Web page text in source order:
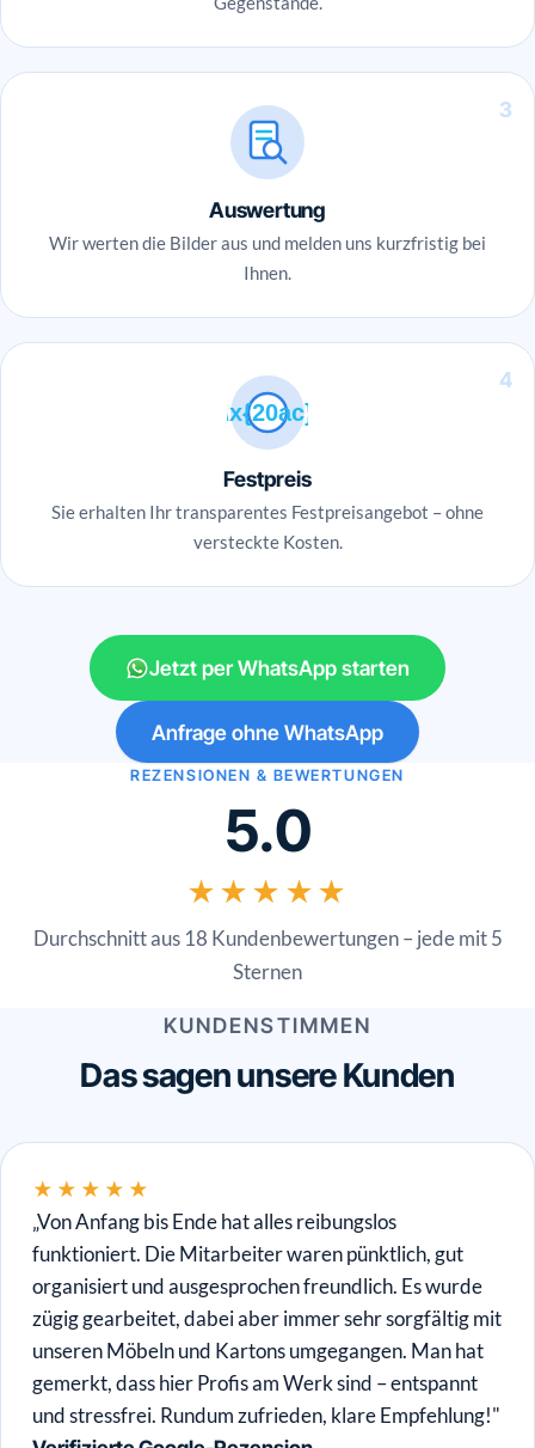
3
Auswertung
Wir werten die Bilder aus und melden uns kurzfristig bei
Ihnen.
4
\x{20ac}
Festpreis
Sie erhalten Ihr transparentes Festpreisangebot – ohne
versteckte Kosten.
Jetzt per WhatsApp starten
Anfrage ohne WhatsApp
REZENSIONEN & BEWERTUNGEN
5.0
★★★★★
Durchschnitt aus 18 Kundenbewertungen – jede mit 5
Sternen
KUNDENSTIMMEN
Das sagen unsere Kunden
★★★★★
„Von Anfang bis Ende hat alles reibungslos
funktioniert. Die Mitarbeiter waren pünktlich, gut
organisiert und ausgesprochen freundlich. Es wurde
zügig gearbeitet, dabei aber immer sehr sorgfältig mit
unseren Möbeln und Kartons umgegangen. Man hat
gemerkt, dass hier Profis am Werk sind – entspannt
und stressfrei. Rundum zufrieden, klare Empfehlung!"